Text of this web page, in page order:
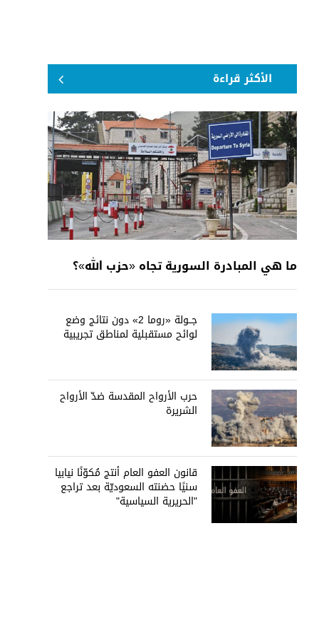
الأكثر قراءة
ما هي المبادرة السورية تجاه «حزب الله»؟
جــولة «روما 2» دون نتائج وضع
لوائح مستقبلية لمناطق تجريبية
حرب الأرواح المقدسة ضدّ الأرواح
الشريرة
قانون العفو العام أنتج مُكوّنًا نيابيا
سنيًا حضنته السعوديّة بعد تراجع
"الحريرية السياسية"